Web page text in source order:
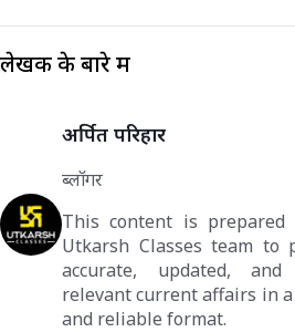
लेखक के बारे में
अर्पित परिहार
ब्लॉगर
This content is prepared
Utkarsh Classes team to
accurate, updated, and
relevant current affairs in
and reliable format.